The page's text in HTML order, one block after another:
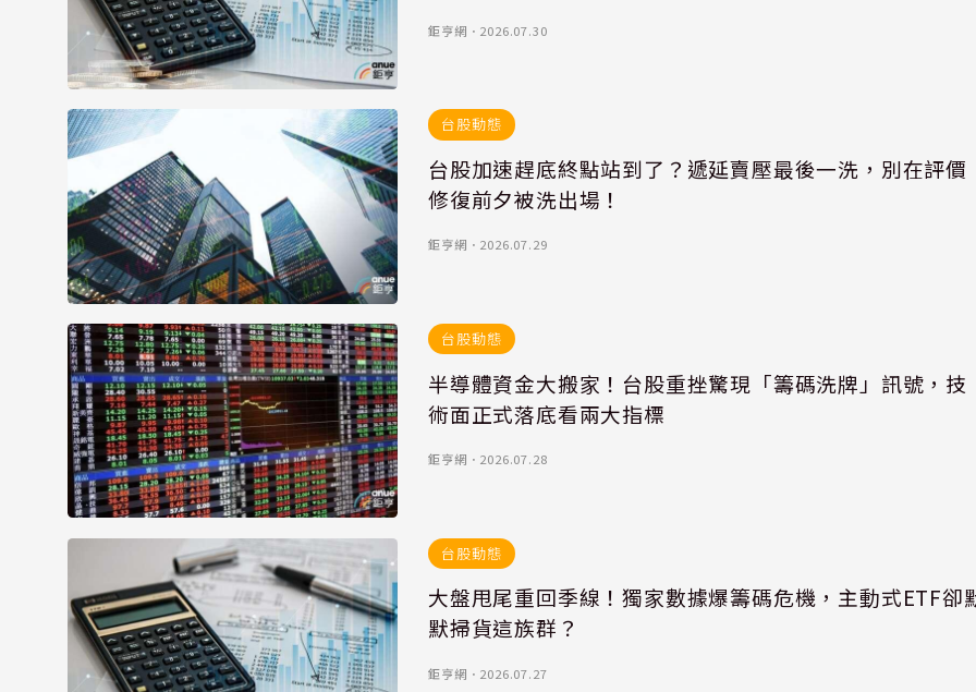
鉅亨網 ． 2026.07.30
台股動態
台股加速趕底終點站到了？遞延賣壓最後一洗，別在評價
修復前夕被洗出場！
鉅亨網 ． 2026.07.29
台股動態
半導體資金大搬家！台股重挫驚現「籌碼洗牌」訊號，技
術面正式落底看兩大指標
鉅亨網 ． 2026.07.28
台股動態
大盤甩尾重回季線！獨家數據爆籌碼危機，主動式ETF卻
默掃貨這族群？
鉅亨網 ． 2026.07.27